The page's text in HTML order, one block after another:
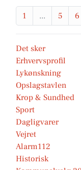
1 ... 5 6
Det sker
Erhvervsprofil
Lykønskning
Opslagstavlen
Krop & Sundhed
Sport
Dagligvarer
Vejret
Alarm112
Historisk